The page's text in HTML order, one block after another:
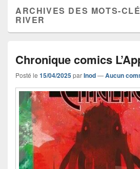
ARCHIVES DES MOTS-
RIVER
Chronique comics
Posté le 15/04/2025parInod—Aucun